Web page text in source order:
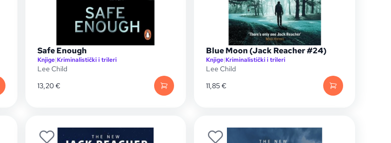
Safe Enough
Knjige|Kriminalistički i trileri
Lee Child
13,20€
Blue Moon (Jack Reacher #24)
Knjige|Kriminalistički i trileri
Lee Child
11,85€